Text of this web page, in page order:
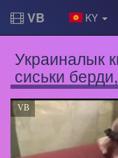
VB KY
Украиналык
сиськи
VB